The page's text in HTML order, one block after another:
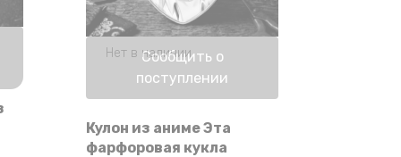
Нет в наличии
Сообщить о
поступлении
Кулон из аниме Эта
фарфоровая кукла